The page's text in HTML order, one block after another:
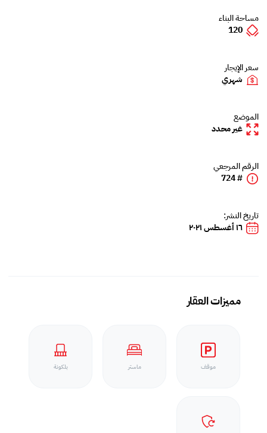
مساحة البناء
120
سعر الإيجار
شهري
الموضع
غير محدد
الرقم المرجعي
# 724
تاريخ النشر:
١٦ أغسطس ٢٠٢١
مميزات العقار
موقف ماستر بلكونة